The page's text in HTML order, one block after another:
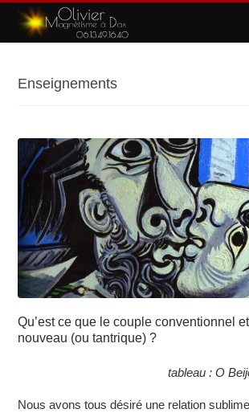
Enseignements
Qu’est ce que le couple conventionnel
nouveau (ou tantrique) ?
tableau : O
Nous avons tous désiré une relation